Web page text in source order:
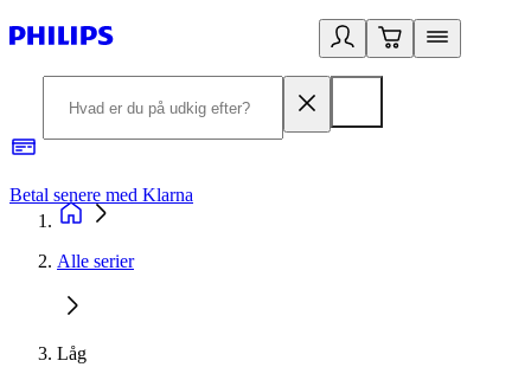
Betal senere med Klarna
Alle serier
Låg